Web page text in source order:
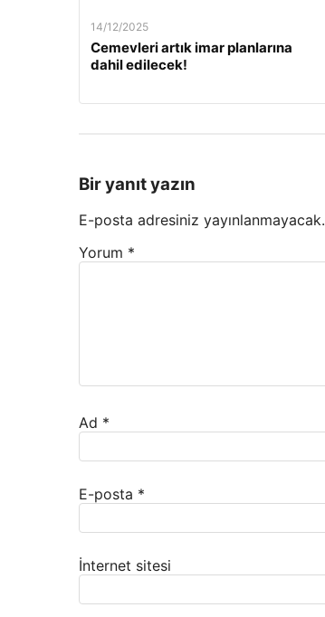
14/12/2025
Cemevleri artık imar planlarına
dahil edilecek!
Bir yanıt yazın
E-posta adresiniz yayınlanmayacak.
Yorum *
Ad *
E-posta *
İnternet sitesi